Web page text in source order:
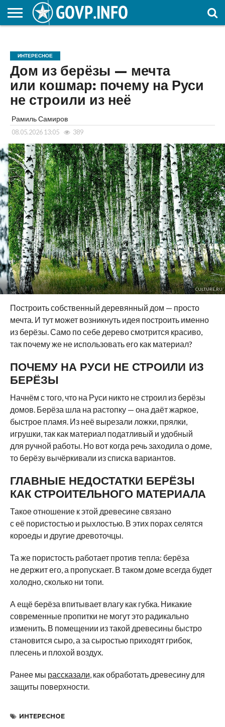
ОБРАЗОВАНИЕ
ИНТЕРЕСНОЕ
Дом из берёзы — мечта
или кошмар: почему на Руси
не строили из неё
Рамиль Самиров
08.05.2026 13:05 389
CULTURE.RU
Построить собственный деревянный дом — просто
мечта. И тут может возникнуть идея построить именно
из берёзы. Само по себе дерево смотрится красиво,
так почему же не использовать его как материал?
ПОЧЕМУ НА РУСИ НЕ СТРОИЛИ ИЗ
БЕРЁЗЫ
Начнём с того, что на Руси никто не строил из берёзы
домов. Берёза шла на растопку — она даёт жаркое,
быстрое пламя. Из неё вырезали ложки, прялки,
игрушки, так как материал податливый и удобный
для ручной работы. Но вот когда речь заходила о доме,
то берёзу вычёркивали из списка вариантов.
ГЛАВНЫЕ НЕДОСТАТКИ БЕРЁЗЫ
КАК СТРОИТЕЛЬНОГО МАТЕРИАЛА
Такое отношение к этой древесине связано
с её пористостью и рыхлостью. В этих порах селятся
короеды и другие древоточцы.
Та же пористость работает против тепла: берёза
не держит его, а пропускает. В таком доме всегда будет
холодно, сколько ни топи.
А ещё берёза впитывает влагу как губка. Никакие
современные пропитки не могут это радикально
изменить. В помещении из такой древесины быстро
становится сыро, а за сыростью приходят грибок,
плесень и плохой воздух.
Ранее мы рассказали , как обработать древесину для
защиты поверхности.
ИНТЕРЕСНОЕ